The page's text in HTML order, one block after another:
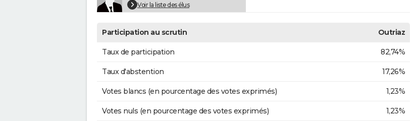
Voir la liste des élus
Participation au scrutin Outriaz
Taux de participation 82,74%
Taux d'abstention 17,26%
Votes blancs (en pourcentage des votes exprimés) 1,23%
Votes nuls (en pourcentage des votes exprimés) 1,23%